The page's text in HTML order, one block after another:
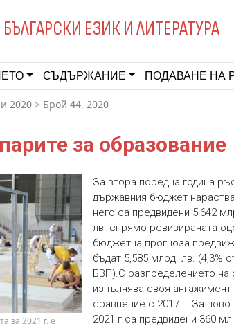
БЪЛГАРСКИ ЕЗИК И ЛИТЕРАТУРА
СЪДЪРЖАНИЕ ПОДАВАНЕ НА
2020 > Брой 44, 2020
за образование
За втора поредна година
държавния бюджет
него са предвидени 5,642
лв. спрямо ревизираната
бюджетна прогноза
бъдат 5,585 млрд. лв. (4,3%
БВП).С разпределението на
изпълнява своя ангажимент
сравнение с 2017 г. За
2021 г.са предвидени 360